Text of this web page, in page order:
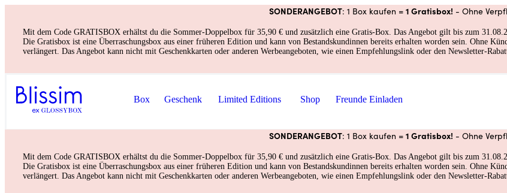
SONDERANGEBOT: 1 Box kaufen = 1 Gratisbox! - Ohne
Mit dem Code GRATISBOX erhältst du die Sommer-Doppelbox für 35,90 € und zusätzlich eine Gratis-Box. Das Angebot gilt bis zum
Die Gratisbox ist eine Überraschungsbox aus einer früheren Edition und kann von Bestandskundinnen bereits erhalten worden sein. Ohne
verlängert. Das Angebot kann nicht mit Geschenkkarten oder anderen Werbeangeboten, wie einen Empfehlungslink oder den Newsletter-
Box Geschenk Limited Editions Shop Freunde Einladen
SONDERANGEBOT: 1 Box kaufen = 1 Gratisbox! - Ohne
Mit dem Code GRATISBOX erhältst du die Sommer-Doppelbox für 35,90 € und zusätzlich eine Gratis-Box. Das Angebot gilt bis zum
Die Gratisbox ist eine Überraschungsbox aus einer früheren Edition und kann von Bestandskundinnen bereits erhalten worden sein. Ohne
verlängert. Das Angebot kann nicht mit Geschenkkarten oder anderen Werbeangeboten, wie einen Empfehlungslink oder den Newsletter-